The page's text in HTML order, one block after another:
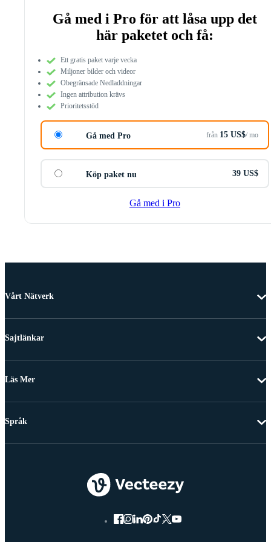
Gå med i Pro för att låsa upp det
här paketet och få:
Ett gratis paket varje vecka
Miljoner bilder och videor
Obegränsade Nedladdningar
Ingen attribution krävs
Prioritetsstöd
Gå med Pro från 15 US$/ mo
Köp paket nu 39 US$
Gå med i Pro
Vårt Nätverk
Sajtlänkar
Läs Mer
Språk